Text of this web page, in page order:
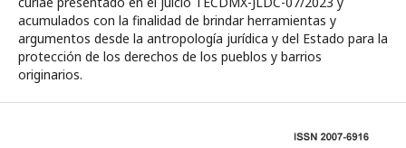
acumulados con la finalidad de brindar herramientas y
argumentos desde la antropología jurídica y del Estado para la
protección de los derechos de los pueblos y barrios
originarios.